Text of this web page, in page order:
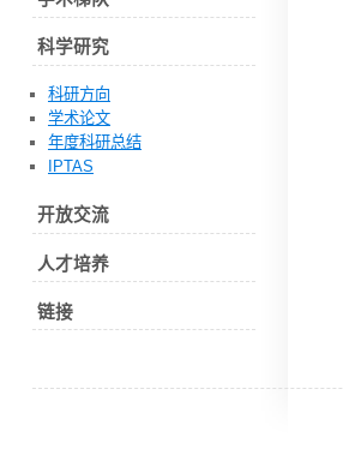
科学研究
科研方向
学术论文
年度科研总结
IPTAS
开放交流
人才培养
链接